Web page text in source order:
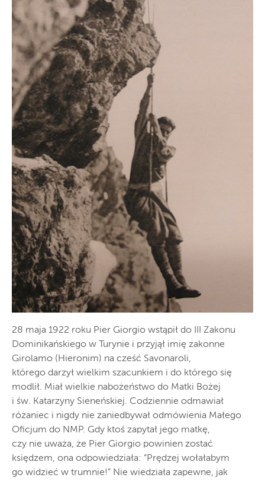
28 maja 1922 roku Pier Giorgio wstąpił do III Zakonu
Dominikańskiego w Turynie i przyjął imię zakonne
Girolamo (Hieronim) na cześć Savonaroli,
którego darzył wielkim szacunkiem i do którego się
modlił. Miał wielkie nabożeństwo do Matki Bożej
i św. Katarzyny Sieneńskiej. Codziennie odmawiał
różaniec i nigdy nie zaniedbywał odmówienia Małego
Oficjum do NMP. Gdy ktoś zapytał jego matkę,
czy nie uważa, że Pier Giorgio powinien zostać
księdzem, ona odpowiedziała: “Prędzej wołałabym
go widzieć w trumnie!” Nie wiedziała zapewne, jak